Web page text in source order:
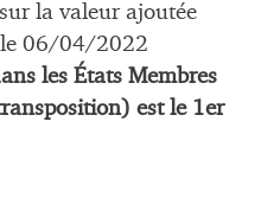
la valeur ajoutée
le 06/04/2022
les États Membres
est le 1er